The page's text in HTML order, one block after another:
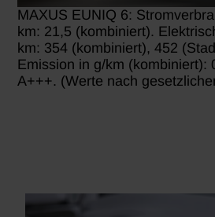
MAXUS EUNIQ 6:
km: 21,5 (kombiniert).
km: 354 (kombiniert), 452
Emission in g/km (kombiniert):
A+++. (Werte nach